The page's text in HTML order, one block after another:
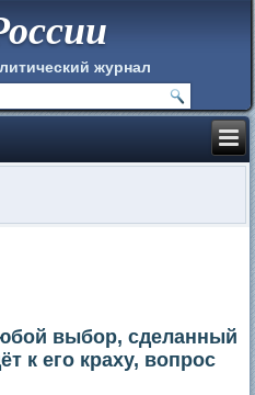
журнал
выбор, сделанный
к его краху, вопрос